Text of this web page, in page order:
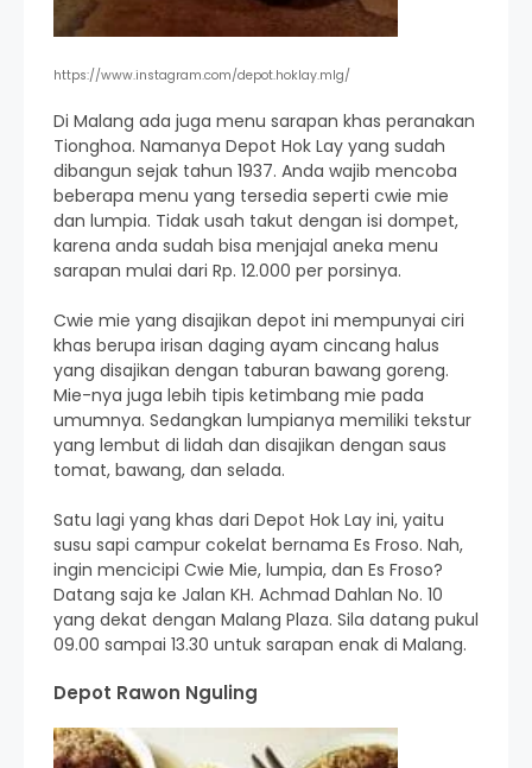
https://www.instagram.com/depot.hoklay.mlg/
Di Malang ada juga menu sarapan khas peranakan
Tionghoa. Namanya Depot Hok Lay yang sudah
dibangun sejak tahun 1937. Anda wajib mencoba
beberapa menu yang tersedia seperti cwie mie
dan lumpia. Tidak usah takut dengan isi dompet,
karena anda sudah bisa menjajal aneka menu
sarapan mulai dari Rp. 12.000 per porsinya.
Cwie mie yang disajikan depot ini mempunyai ciri
khas berupa irisan daging ayam cincang halus
yang disajikan dengan taburan bawang goreng.
Mie-nya juga lebih tipis ketimbang mie pada
umumnya. Sedangkan lumpianya memiliki tekstur
yang lembut di lidah dan disajikan dengan saus
tomat, bawang, dan selada.
Satu lagi yang khas dari Depot Hok Lay ini, yaitu
susu sapi campur cokelat bernama Es Froso. Nah,
ingin mencicipi Cwie Mie, lumpia, dan Es Froso?
Datang saja ke Jalan KH. Achmad Dahlan No. 10
yang dekat dengan Malang Plaza. Sila datang pukul
09.00 sampai 13.30 untuk sarapan enak di Malang.
Depot Rawon Nguling